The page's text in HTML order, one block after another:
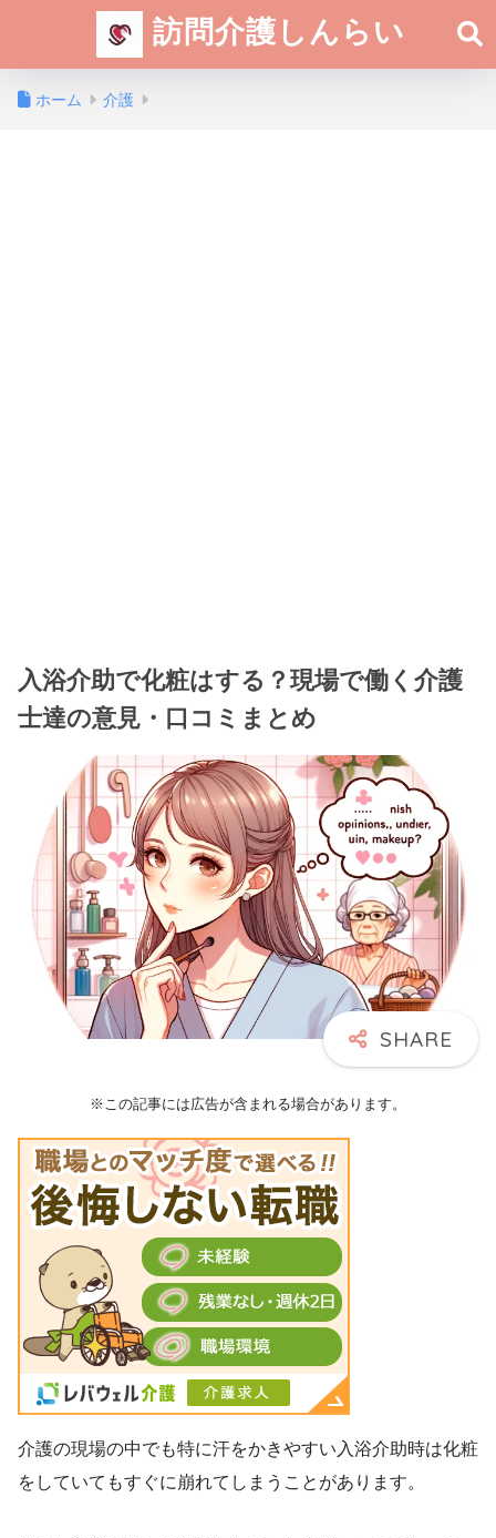
訪問介護しんらい
ホーム 介護
入浴介助で化粧はする？現場で働く介護
士達の意見・口コミまとめ
※この記事には広告が含まれる場合があります。
介護の現場の中でも特に汗をかきやすい入浴介助時は化粧
をしていてもすぐに崩れてしまうことがあります。